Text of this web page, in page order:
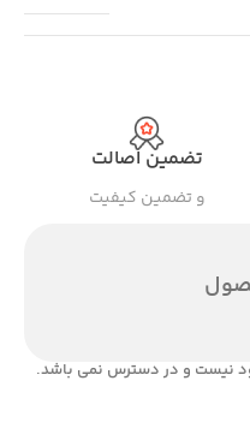
تضمین اصالت
و تضمین کیفیت
نیست و در دسترس نمی باشد.